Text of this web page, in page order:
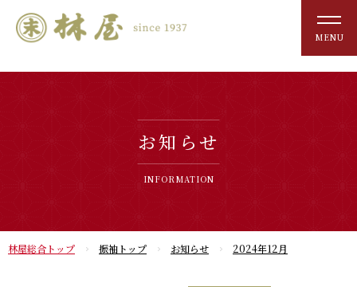
MENU
お知らせ
INFORMATION
林屋総合トップ 振袖トップ お知らせ 2024年12月